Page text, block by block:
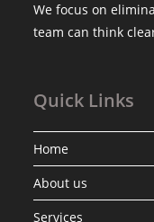
We focus on
team can think
Quick Links
Home
About us
Services